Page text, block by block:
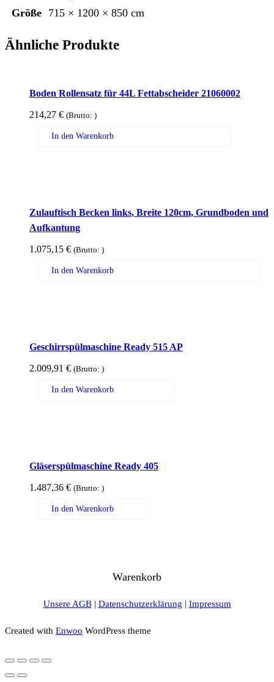
Größe
715 × 1200 × 850 cm
Ähnliche Produkte
Boden Rollensatz für 44L Fettabscheider 21060002
214,27 € (Brutto: )
In den Warenkorb
Zulauftisch Becken links, Breite 120cm, Grundboden und
Aufkantung
1.075,15 € (Brutto: )
In den Warenkorb
Geschirrspülmaschine Ready 515 AP
2.009,91 € (Brutto: )
In den Warenkorb
Gläserspülmaschine Ready 405
1.487,36 € (Brutto: )
In den Warenkorb
Warenkorb
Unsere AGB| Datenschutzerklärung | Impressum
Created with Enwoo WordPress theme